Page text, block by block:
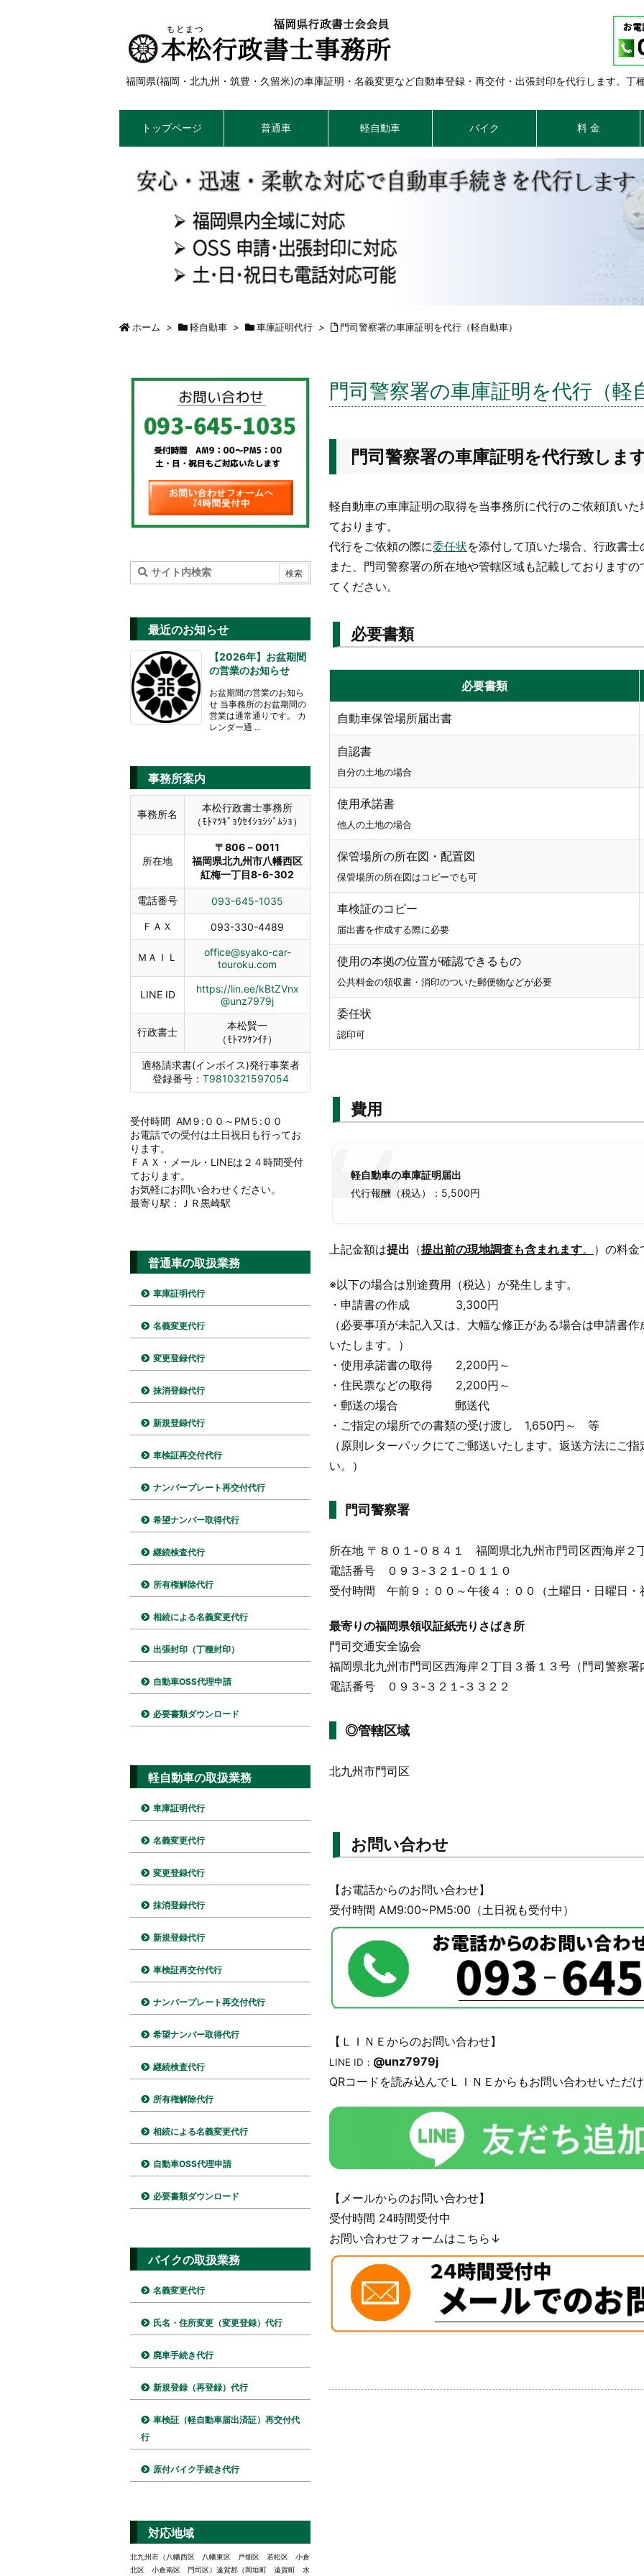
福岡県(福岡・北九州・筑豊・久留米)の車庫証明・名義変更など自動車登録・再交付・出張封印を代行します。丁
トップページ 普通車 軽自動車 バイク 料 金
ホーム > 軽自動車 > 車庫証明代行 > 門司警察署の車庫証明を代行（軽自動車）
門司警察署の車庫証明を代行（軽
門司警察署の車庫証明を代行致しま
軽自動車の車庫証明の取得を当事務所に代行のご依頼頂い
ております。
代行をご依頼の際に委任状を添付して頂いた場合、行政書
また、門司警察署の所在地や管轄区域も記載しております
てください。
必要書類
必要書類
自動車保管場所届出書
自認書
自分の土地の場合
使用承諾書
他人の土地の場合
保管場所の所在図・配置図
保管場所の所在図はコピーでも可
車検証のコピー
届出書を作成する際に必要
使用の本拠の位置が確認できるもの
公共料金の領収書・消印のついた郵便物などが必要
委任状
認印可
費用
軽自動車の車庫証明届出
代行報酬（税込）：5,500円
上記金額は提出 （提出前の現地調査も含まれます。 ）の料金
※以下の場合は別途費用（税込）が発生します。
・申請書の作成 3,300円
（必要事項が未記入又は、大幅な修正がある場合は申請書
いたします。）
・使用承諾書の取得 2,200円～
・住民票などの取得 2,200円～
・郵送の場合 郵送代
・ご指定の場所での書類の受け渡し 1,650円～ 等
（原則レターパックにてご郵送いたします。返送方法にご
い。）
門司警察署
所在地 〒８０１-０８４１ 福岡県北九州市門司区西海岸２
電話番号 ０９３-３２１-０１１０
受付時間 午前９：００～午後４：００（土曜日・日曜日・
最寄りの福岡県領収証紙売りさばき所
門司交通安全協会
福岡県北九州市門司区西海岸２丁目３番１３号（門司警察署
電話番号 ０９３‐３２１‐３３２２
◎管轄区域
北九州市門司区
お問い合わせ
【お電話からのお問い合わせ】
受付時間 AM9:00~PM5:00（土日祝も受付中）
【ＬＩＮＥからのお問い合わせ】
LINE ID： @unz7979j
QRコードを読み込んでＬＩＮＥからもお問い合わせいただ
【メールからのお問い合わせ】
受付時間 24時間受付中
お問い合わせフォームはこちら↓
最近のお知らせ
【2026年】お盆期間
の営業のお知らせ
お盆期間の営業のお知ら
せ 当事務所のお盆期間の
営業は通常通りです。 カ
レンダー通 ...
事務所案内
事務所名
本松行政書士事務所
（ﾓﾄﾏﾂｷﾞｮｳｾｲｼｮｼｼﾞﾑｼｮ）
所在地
〒806－0011
福岡県北九州市八幡西区
紅梅一丁目8-6-302
電話番号 093-645-1035
ＦＡＸ 093-330-4489
ＭＡＩＬ
office@syako-car-
touroku.com
LINE ID
https://lin.ee/kBtZVnx
@unz7979j
行政書士
本松賢一
（ﾓﾄﾏﾂｹﾝｲﾁ）
適格請求書(インボイス)発行事業者
登録番号： T9810321597054
受付時間 AM９:００～PM５:００
お電話での受付は土日祝日も行ってお
ります。
ＦＡＸ・メール・LINEは２４時間受付
ております。
お気軽にお問い合わせください。
最寄り駅：ＪＲ黒崎駅
普通車の取扱業務
車庫証明代行
名義変更代行
変更登録代行
抹消登録代行
新規登録代行
車検証再交付代行
ナンバープレート再交付代行
希望ナンバー取得代行
継続検査代行
所有権解除代行
相続による名義変更代行
出張封印（丁種封印）
自動車OSS代理申請
必要書類ダウンロード
軽自動車の取扱業務
車庫証明代行
名義変更代行
変更登録代行
抹消登録代行
新規登録代行
車検証再交付代行
ナンバープレート再交付代行
希望ナンバー取得代行
継続検査代行
所有権解除代行
相続による名義変更代行
自動車OSS代理申請
必要書類ダウンロード
バイクの取扱業務
名義変更代行
氏名・住所変更（変更登録）代行
廃車手続き代行
新規登録（再登録）代行
車検証（軽自動車届出済証）再交付代
行
原付バイク手続き代行
対応地域
北九州市（八幡西区 八幡東区 戸畑区 若松区 小倉
北区 小倉南区 門司区）遠賀郡（岡垣町 遠賀町 水